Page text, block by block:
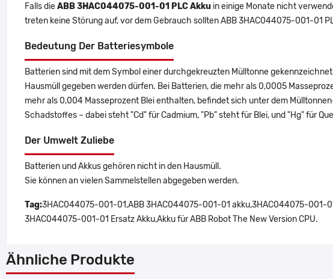
Falls dieABB 3HAC044075-001-01 PLC Akku in einige Monate nicht
treten keine Störung auf, vor dem Gebrauch sollten ABB 3HAC044075-001-01
Bedeutung Der Batteriesymbole
Batterien sind mit dem Symbol einer durchgekreuzten Mülltonne
Hausmüll gegeben werden dürfen. Bei Batterien, die mehr als 0,0005
mehr als 0,004 Masseprozent Blei enthalten, befindet sich unter dem
Schadstoffes – dabei steht "Cd" für Cadmium, "Pb" steht für Blei, und "Hg" für
Der Umwelt Zuliebe
Batterien und Akkus gehören nicht in den Hausmüll.
Sie können an vielen Sammelstellen abgegeben werden.
Tag:3HAC044075-001-01,ABB 3HAC044075-001-01 akku,3HAC044075-001-
3HAC044075-001-01 Ersatz Akku,Akku für ABB Robot The New Version CPU.
Ähnliche Produkte